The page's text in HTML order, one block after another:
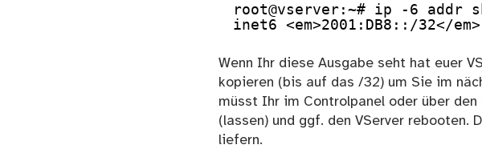
root@vserver:~# ip -6 addr
inet6 <em>2001:DB8::/32</
Wenn Ihr diese Ausgabe seht hat euer
kopieren (bis auf das /32) um Sie im
müsst Ihr im Controlpanel oder über
(lassen) und ggf. den VServer rebooten.
liefern.